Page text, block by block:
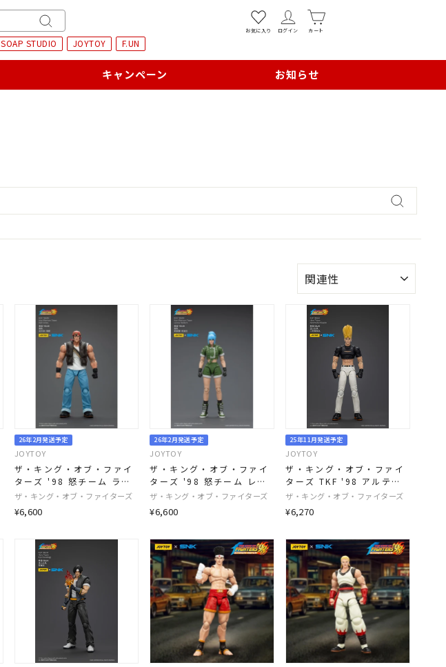
キ
ー
SOAP STUDIO JOYTOY F.UN
お気に入り ログイン カート
キャンペーン お知らせ
キ
ー
ド
検
び
替
26年2月発送予定
JOYTOY
ザ・キング・オブ・ファイ
ターズ '98 怒チーム ラル
フ・ジョーンズ 1/18スケ
ザ・キング・オブ・ファイターズ
¥6,600
26年2月発送予定
JOYTOY
ザ・キング・オブ・ファイ
ターズ '98 怒チーム レオ
ナ・ハイデルン 1/18スケ
ザ・キング・オブ・ファイターズ
¥6,600
25年11月発送予定
JOYTOY
ザ・キング・オブ・ファイ
ターズ TKF '98 アルティ
メットマッチ 主人公チーム
ザ・キング・オブ・ファイターズ
¥6,270